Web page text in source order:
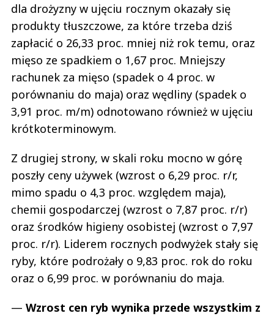
dla drożyzny w ujęciu rocznym okazały się
produkty tłuszczowe, za które trzeba dziś
zapłacić o 26,33 proc. mniej niż rok temu, oraz
mięso ze spadkiem o 1,67 proc. Mniejszy
rachunek za mięso (spadek o 4 proc. w
porównaniu do maja) oraz wędliny (spadek o
3,91 proc. m/m) odnotowano również w ujęciu
krótkoterminowym.
Z drugiej strony, w skali roku mocno w górę
poszły ceny używek (wzrost o 6,29 proc. r/r,
mimo spadu o 4,3 proc. względem maja),
chemii gospodarczej (wzrost o 7,87 proc. r/r)
oraz środków higieny osobistej (wzrost o 7,97
proc. r/r). Liderem rocznych podwyżek stały się
ryby, które podrożały o 9,83 proc. rok do roku
oraz o 6,99 proc. w porównaniu do maja.
— Wzrost cen ryb wynika przede wszystkim z